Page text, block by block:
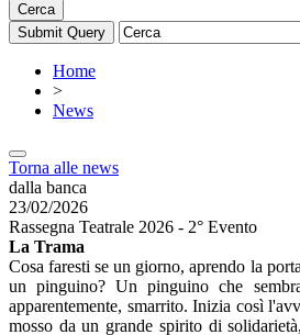
Cerca
Home
>
News
Torna alle news
dalla banca
23/02/2026
Rassegna Teatrale 2026 - 2° Evento
La Trama
Cosa faresti se un giorno, aprendo la
un pinguino? Un pinguino che
apparentemente, smarrito. Inizia così
mosso da un grande spirito di